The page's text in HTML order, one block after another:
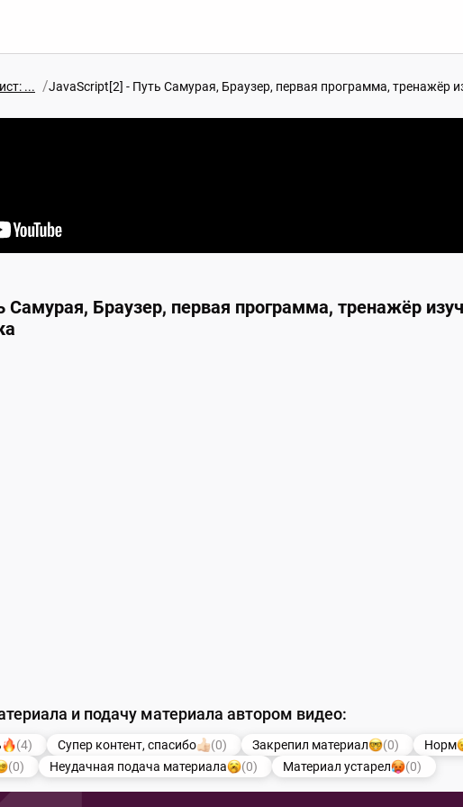
... /JavaScript[2] - Путь Самурая, Браузер, первая программа, тренажёр
Самурая, Браузер, первая программа, тренажёр
и подачу материала автором видео:
(4) Супер контент, спасибо (0) Закрепил материал (0) Норм
(0) Неудачная подача материала (0) Материал устарел (0)